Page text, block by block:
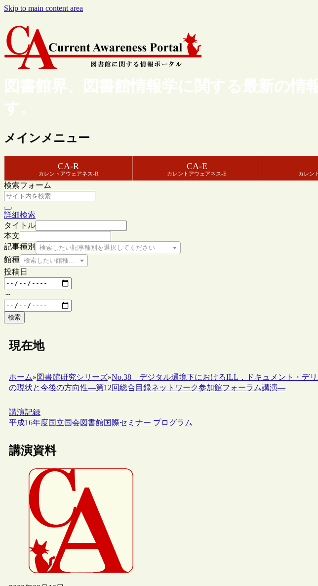
Skip to main content area
図書館界、図書館情報学に関する最新の
す。
メインメニュー
CA-R
カレントアウェアネス-R
CA-E
カレントアウェアネス-E カレン
検索フォーム
詳細検索
タイトル
本文
記事種別
検索したい記事種別を選択してください
館種 検索したい館種を選択してください
投稿日
～
検索
現在地
ホーム»図書館研究シリーズ»No.38 デジタル環境下におけるILL，ドキュメント・デ
の現状と今後の方向性―第12回総合目録ネットワーク参加館フォーラム講演―
講演記録
平成16年度国立国会図書館国際セミナー プログラム
講演資料